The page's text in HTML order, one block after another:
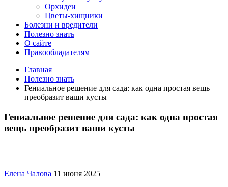
Орхидеи
Цветы-хищники
Болезни и вредители
Полезно знать
О сайте
Правообладателям
Главная
Полезно знать
Гениальное решение для сада: как одна простая вещь
преобразит ваши кусты
Гениальное решение для сада: как одна простая
вещь преобразит ваши кусты
Елена Чалова 11 июня 2025